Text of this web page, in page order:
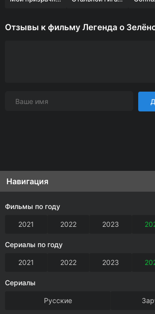
Отзывы к фильму Легенда о
Навигация
Фильмы по году
2021 2022 2023
Сериалы по году
2021 2022 2023
Сериалы
Русские